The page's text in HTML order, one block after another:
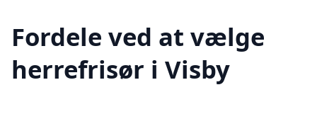
Fordele ved at vælge
herrefrisør i Visby